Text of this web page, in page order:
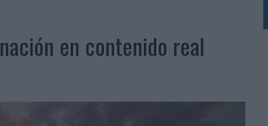
CENTRADA EN EL ORIGEN BARCELONÉS
EXPERIENCIA DE MARCA EN IBIZA
MARCAS
IA
en contenido real